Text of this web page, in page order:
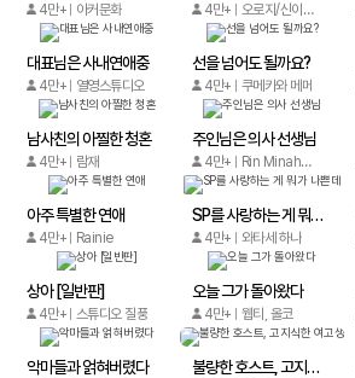
4만+ 아커문화 4만+ 오로지/신이솔/해와달스튜디오
대표님은 사내연애중
4만+ 열영스튜디오
선을 넘어도 될까요?
4만+ 쿠메카와 메메
남사친의 아찔한 청혼
4만+ 람재
주인님은 의사 선생님
4만+ Rin Minaha, Sakuya Fujii
아주 특별한 연애
4만+ Rainie
SP를 사랑하는 게 뭐가 나쁜데
4만+ 와타세 하나
상아 [일반판]
4만+ 스튜디오 질풍
오늘 그가 돌아왔다
4만+ 웹티, 올코
악마들과 얽혀버렸다 불량한 호스트, 고지식한 여고생